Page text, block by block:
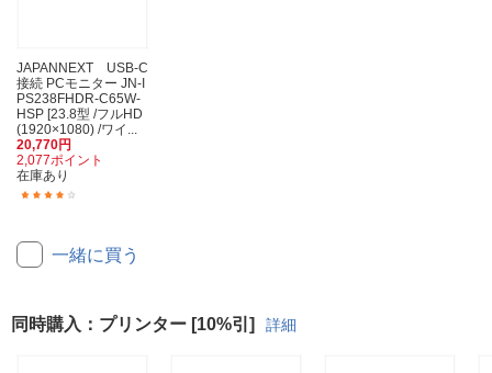
JAPANNEXT USB-C
接続 PCモニター JN-I
PS238FHDR-C65W-
HSP [23.8型 /フルHD
(1920×1080) /ワイ...
20,770円
2,077ポイント
在庫あり
一緒に買う
同時購入：プリンター [10%引] 詳細